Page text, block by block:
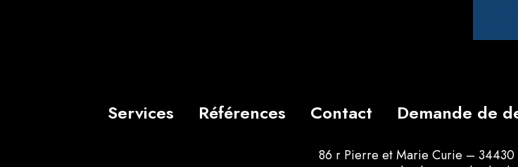
Services Références Contact Demande de
86 r Pierre et Marie Curie – 34430